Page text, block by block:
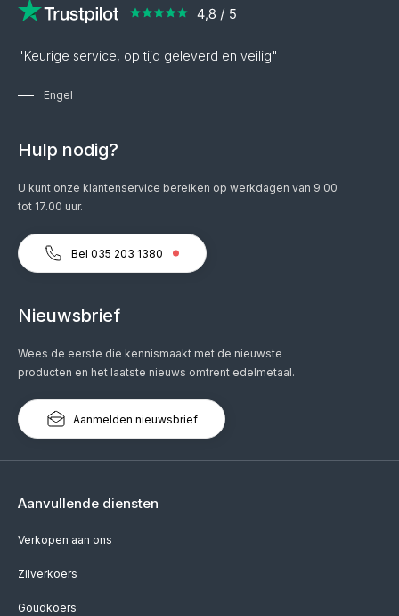
"Keurige service, op tijd geleverd en veilig"
Engel
Hulp nodig?
U kunt onze klantenservice bereiken op werkdagen van 9.00
tot 17.00 uur.
Bel 035 203 1380
Nieuwsbrief
Wees de eerste die kennismaakt met de nieuwste
producten en het laatste nieuws omtrent edelmetaal.
Aanmelden nieuwsbrief
Aanvullende diensten
Verkopen aan ons
Zilverkoers
Goudkoers